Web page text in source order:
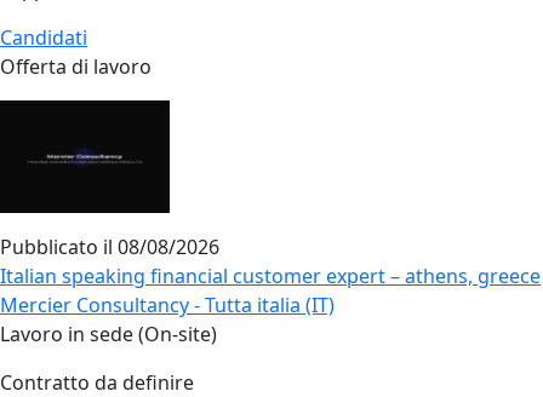
Candidati
Offerta di lavoro
Pubblicato il 08/08/2026
Italian speaking financial customer expert – athens, greece
Mercier Consultancy - Tutta italia (IT)
Lavoro in sede (On-site)
Contratto da definire